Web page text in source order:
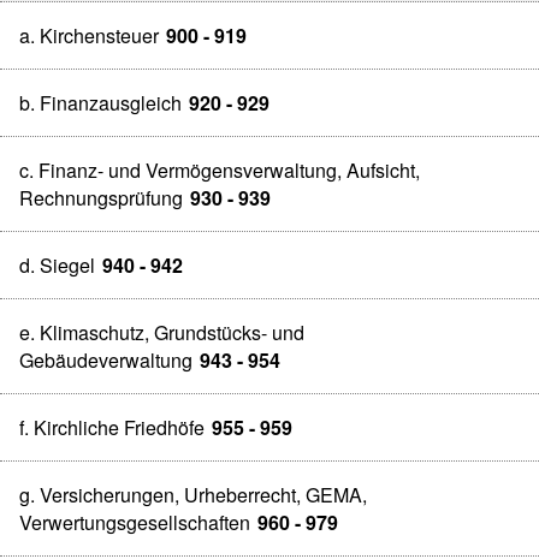
a. Kirchensteuer 900 - 919
b. Finanzausgleich 920 - 929
c. Finanz- und Vermögensverwaltung, Aufsicht,
Rechnungsprüfung 930 - 939
d. Siegel 940 - 942
e. Klimaschutz, Grundstücks- und
Gebäudeverwaltung 943 - 954
f. Kirchliche Friedhöfe 955 - 959
g. Versicherungen, Urheberrecht, GEMA,
Verwertungsgesellschaften 960 - 979